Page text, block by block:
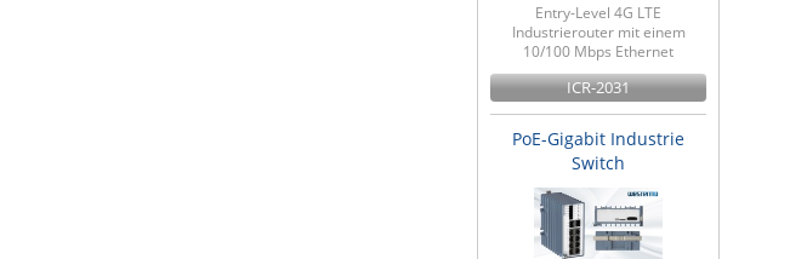
Entry-Level 4G LTE
Industrierouter mit einem
10/100 Mbps Ethernet
ICR-2031
PoE-Gigabit Industrie
Switch